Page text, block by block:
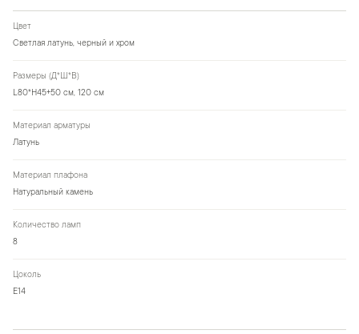
Цвет
Светлая латунь, черный и хром
Размеры (Д*Ш*В)
L80*H45+50 см, 120 см
Материал арматуры
Латунь
Материал плафона
Натуральный камень
Количество ламп
8
Цоколь
Е14